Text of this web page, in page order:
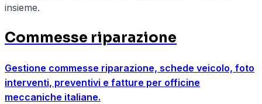
insieme.
Commesse riparazione
Gestione commesse riparazione, schede veicolo, foto
interventi, preventivi e fatture per officine
meccaniche italiane.